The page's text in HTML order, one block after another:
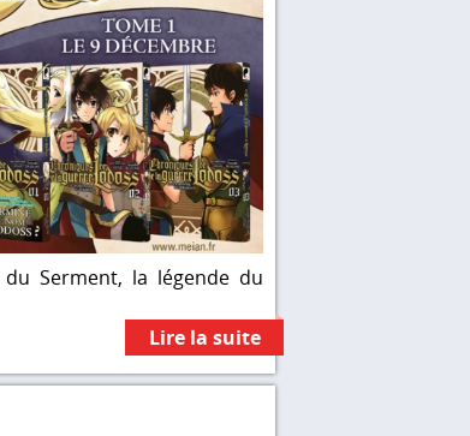
Serment, la légende du
Lire la suite